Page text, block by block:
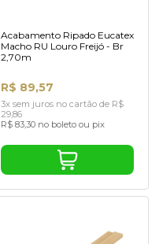
Acabamento Ripado Eucatex
Macho RU Louro Freijó - Br
2,70m
R$ 89,57
3x sem juros no cartão de R$
29,86
R$ 83,30 no boleto ou pix